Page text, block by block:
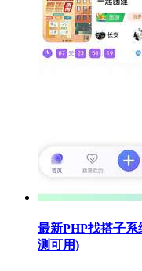
最新PHP找搭子
测可用)